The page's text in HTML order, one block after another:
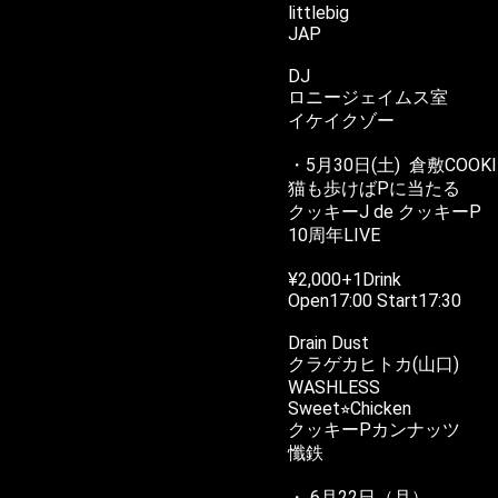
littlebig
JAP
DJ
ロニージェイムス室
イケイクゾー
・5月30日(土) 倉敷
猫も歩けばPに当たる
クッキーJ de クッキーP
10周年LIVE
¥2,000+1Drink
Open17:00 Start17:30
Drain Dust
クラゲカヒトカ(山口)
WASHLESS
Sweet⭐︎Chicken
クッキーPカンナッツ
懺鉄